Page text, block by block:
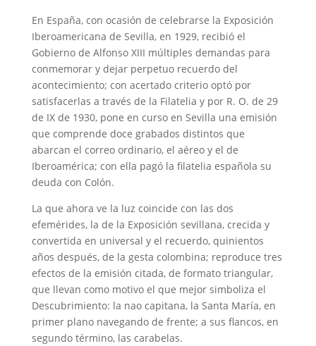
En España, con ocasión de celebrarse la Exposición
Iberoamericana de Sevilla, en 1929, recibió el
Gobierno de Alfonso XIII múltiples demandas para
conmemorar y dejar perpetuo recuerdo del
acontecimiento; con acertado criterio optó por
satisfacerlas a través de la Filatelia y por R. O. de 29
de IX de 1930, pone en curso en Sevilla una emisión
que comprende doce grabados distintos que
abarcan el correo ordinario, el aéreo y el de
Iberoamérica; con ella pagó la filatelia española su
deuda con Colón.
La que ahora ve la luz coincide con las dos
efemérides, la de la Exposición sevillana, crecida y
convertida en universal y el recuerdo, quinientos
años después, de la gesta colombina; reproduce tres
efectos de la emisión citada, de formato triangular,
que llevan como motivo el que mejor simboliza el
Descubrimiento: la nao capitana, la Santa María, en
primer plano navegando de frente; a sus flancos, en
segundo término, las carabelas.